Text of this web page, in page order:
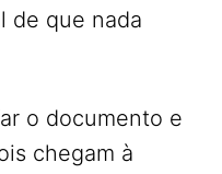
de que nada
o documento e
chegam à